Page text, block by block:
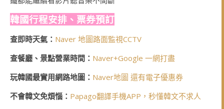
韓國行程安排、票券預訂
查即時天氣： Naver 地圖路面監視CCTV
查餐廳、景點營業時間： Naver+Google 一網打盡
玩韓國最實用網路地圖： Naver地圖 還有電子優惠券
不會韓文免煩惱： Papago翻譯手機APP，秒懂韓文不求人